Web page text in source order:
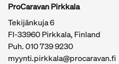
ProCaravan Pirkkala
Tekijänkuja 6
FI-33960 Pirkkala, Finland
Puh.010 739 9230
myynti.pirkkala@procaravan.fi